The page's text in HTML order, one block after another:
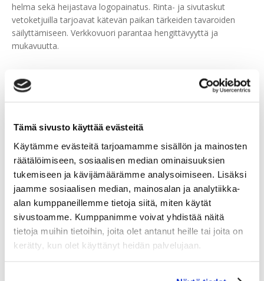
Tämä sivusto käyttää evästeitä
Käytämme evästeitä tarjoamamme sisällön ja mainosten
räätälöimiseen, sosiaalisen median ominaisuuksien
tukemiseen ja kävijämäärämme analysoimiseen. Lisäksi
jaamme sosiaalisen median, mainosalan ja analytiikka-
alan kumppaneillemme tietoja siitä, miten käytät
sivustoamme. Kumppanimme voivat yhdistää näitä
tietoja muihin tietoihin, joita olet antanut heille tai joita on
kerätty, kun olet käyttänyt heidän palvelujaan.
helma sekä heijastava logopainatus. Rinta- ja sivutaskut
vetoketjuilla tarjoavat kätevän paikan tärkeiden tavaroiden
säilyttämiseen. Verkkovuori parantaa hengittävyyttä ja
mukavuutta.
Tutustu myös